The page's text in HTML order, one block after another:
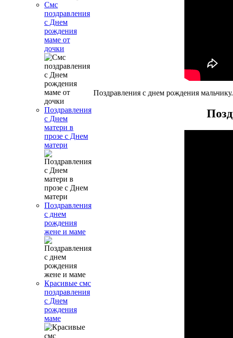
Смс
поздравления
с Днем
рождения
маме от
дочки
Поздравления
с Днем
матери в
прозе с Днем
матери
Поздравления
с днем
рождения
жене и маме
Красивые смс
поздравления
с Днем
рождения
маме
Поздравления с днем рождения мальчику.